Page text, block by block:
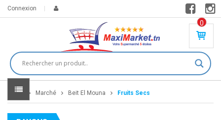
Connexion
0
PR
DU
IT(
S)
Home Marché Beit El Mouna Fruits Secs